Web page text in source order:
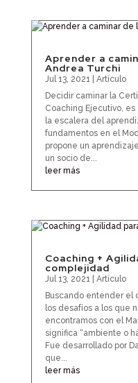
Aprender a
Andrea Turchi
Jul 13, 2021
Artículo
Decidir caminar la
Coaching Ejecutivo,
la escalera del
fundamentos en el
propone un
un socio de...
leer más
Coaching +
complejidad
Jul 13, 2021
Artículo
Buscando entender el
los desafíos a los que
encontramos con el
significa “ambiente o
Fue desarrollado por
que...
leer más